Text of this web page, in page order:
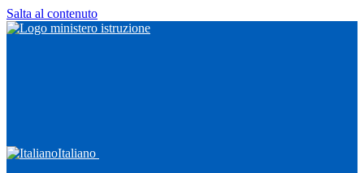
Salta al contenuto
Italiano